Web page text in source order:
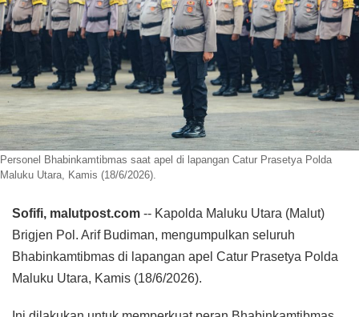
Personel Bhabinkamtibmas saat apel di lapangan Catur Prasetya Polda
Maluku Utara, Kamis (18/6/2026).
Sofifi, malutpost.com -- Kapolda Maluku Utara (Malut)
Brigjen Pol. Arif Budiman, mengumpulkan seluruh
Bhabinkamtibmas di lapangan apel Catur Prasetya Polda
Maluku Utara, Kamis (18/6/2026).